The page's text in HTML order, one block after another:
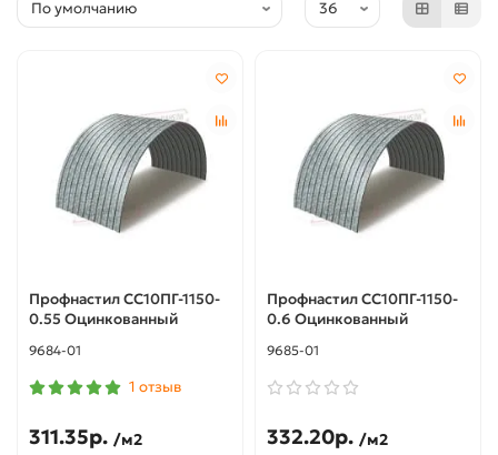
Профнастил СС10ПГ-1150-
0.55 Оцинкованный
9684-01
1 отзыв
311.35р. /м2
Профнастил СС10ПГ-1150-
0.6 Оцинкованный
9685-01
332.20р. /м2